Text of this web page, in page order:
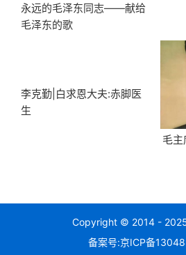
永远的毛泽东同志——献给
毛泽东的歌
李克勤|白求恩大夫:赤脚医
生
毛
Copyright © 2014 -
备案号:京ICP备